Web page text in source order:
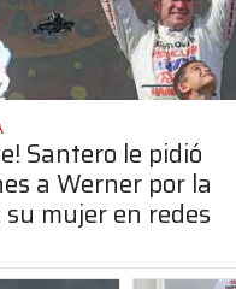
Santero le pidió
a Werner por la
mujer en redes